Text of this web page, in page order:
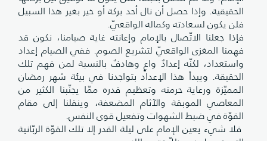
الحقيقية. وإذا حصل أن نال أحد بركة أو خير بغير هذا السبيل
فلن يكون لسعادته وكماله الواقعيّ.
فإذا جعلنا الاتّصال بالإمام وإعانته غاية صيامنا، نكون قد
فهمنا المغزى الواقعيّ لتشريع الصوم. ففي الصيام إعداد
واستعداد، لكنّه إعدادٌ واعٍ وهادفٌ بالنسبة لمن فهم تلك
الحقيقة. ويبدأ هذا الإعداد بتواجدنا في بيئة شهر رمضان
المميّزة ورعاية حرمته وتعظيم قدره ممّا يجنّبنا الكثير من
المعاصي الموبقة والآثام المضعفة، وينقلنا إلى مقام
القوّة في ضبط الشهوات وتفعيل قوى النفس.
فلا شيء يعين الإمام على ليلة القدر إلا تلك القوّة الربّانية